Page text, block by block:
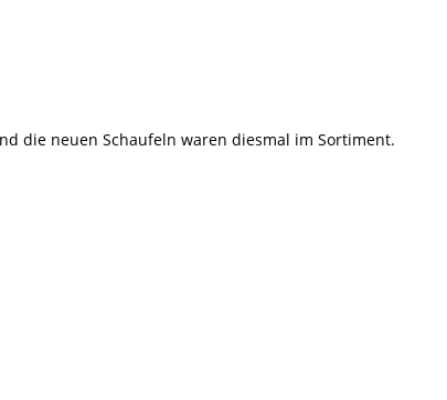
die neuen Schaufeln waren diesmal im Sortiment.